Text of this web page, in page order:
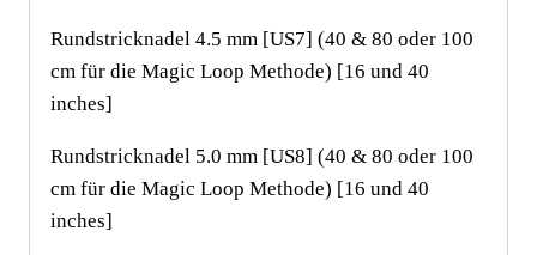
Rundstricknadel 4.5 mm [US7] (40 & 80 oder 100
cm für die Magic Loop Methode) [16 und 40
inches]
Rundstricknadel 5.0 mm [US8] (40 & 80 oder 100
cm für die Magic Loop Methode) [16 und 40
inches]